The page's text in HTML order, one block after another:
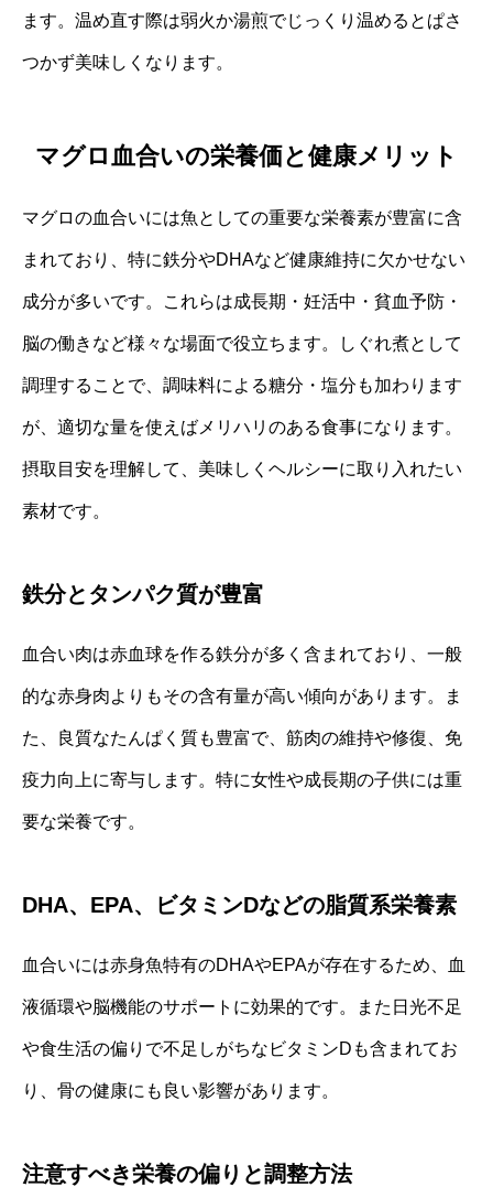
ます。温め直す際は弱火か湯煎でじっくり温めるとぱさ
つかず美味しくなります。
マグロ血合いの栄養価と健康メリット
マグロの血合いには魚としての重要な栄養素が豊富に含
まれており、特に鉄分やDHAなど健康維持に欠かせない
成分が多いです。これらは成長期・妊活中・貧血予防・
脳の働きなど様々な場面で役立ちます。しぐれ煮として
調理することで、調味料による糖分・塩分も加わります
が、適切な量を使えばメリハリのある食事になります。
摂取目安を理解して、美味しくヘルシーに取り入れたい
素材です。
鉄分とタンパク質が豊富
血合い肉は赤血球を作る鉄分が多く含まれており、一般
的な赤身肉よりもその含有量が高い傾向があります。ま
た、良質なたんぱく質も豊富で、筋肉の維持や修復、免
疫力向上に寄与します。特に女性や成長期の子供には重
要な栄養です。
DHA、EPA、ビタミンDなどの脂質系栄養素
血合いには赤身魚特有のDHAやEPAが存在するため、血
液循環や脳機能のサポートに効果的です。また日光不足
や食生活の偏りで不足しがちなビタミンDも含まれてお
り、骨の健康にも良い影響があります。
注意すべき栄養の偏りと調整方法